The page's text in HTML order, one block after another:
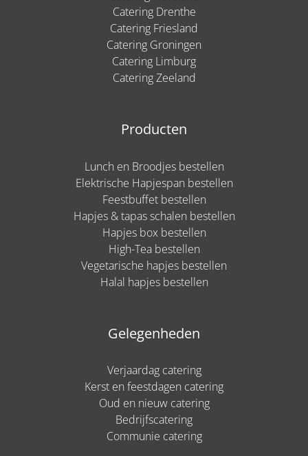
Catering Drenthe
Catering Friesland
Catering Groningen
Catering Limburg
Catering Zeeland
Producten
Lunch en Broodjes bestellen
Elektrische Hapjespan bestellen
Feestbuffet bestellen
Hapjes & tapas schalen bestellen
Hapjes box bestellen
High-Tea bestellen
Vegetarische hapjes bestellen
Halal hapjes bestellen
Gelegenheden
Verjaardag catering
Kerst en feestdagen catering
Oud en nieuw catering
Bedrijfscatering
Communie catering